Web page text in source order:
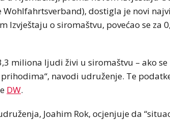
Wohlfahrtsverband), dostigla je novi
Izvještaju o siromaštvu, povećao se za
miliona ljudi živi u siromaštvu – ako
navodi udruženje. Te
DW.
Joahim Rok, ocjenjuje da